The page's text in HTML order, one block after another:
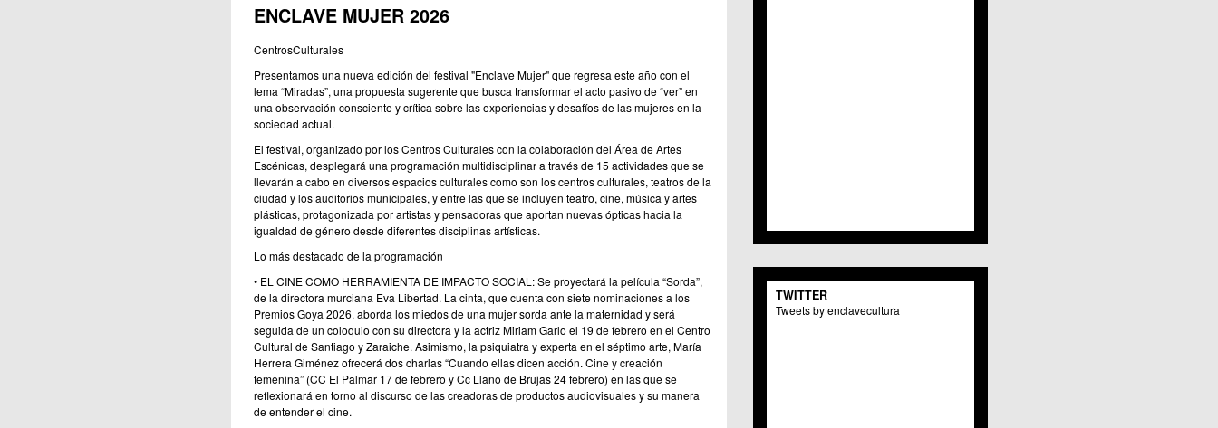
ENCLAVE MUJER 2026
CentrosCulturales
Presentamos una nueva edición del festival "Enclave Mujer" que regresa este año con el
lema “Miradas”, una propuesta sugerente que busca transformar el acto pasivo de “ver” en
una observación consciente y crítica sobre las experiencias y desafíos de las mujeres en la
sociedad actual.
El festival, organizado por los Centros Culturales con la colaboración del Área de Artes
Escénicas, desplegará una programación multidisciplinar a través de 15 actividades que se
llevarán a cabo en diversos espacios culturales como son los centros culturales, teatros de la
ciudad y los auditorios municipales, y entre las que se incluyen teatro, cine, música y artes
plásticas, protagonizada por artistas y pensadoras que aportan nuevas ópticas hacia la
igualdad de género desde diferentes disciplinas artísticas.
Lo más destacado de la programación
• EL CINE COMO HERRAMIENTA DE IMPACTO SOCIAL: Se proyectará la película “Sorda”,
de la directora murciana Eva Libertad. La cinta, que cuenta con siete nominaciones a los
Premios Goya 2026, aborda los miedos de una mujer sorda ante la maternidad y será
seguida de un coloquio con su directora y la actriz Miriam Garlo el 19 de febrero en el Centro
Cultural de Santiago y Zaraiche. Asimismo, la psiquiatra y experta en el séptimo arte, María
Herrera Giménez ofrecerá dos charlas “Cuando ellas dicen acción. Cine y creación
femenina” (CC El Palmar 17 de febrero y Cc Llano de Brujas 24 febrero) en las que se
reflexionará en torno al discurso de las creadoras de productos audiovisuales y su manera
de entender el cine.
C.C.S. La Paz
C.M. El Carmen
Centros Culturales
C.C. Puertas de Castilla
TWITTER
Tweets by enclavecultura